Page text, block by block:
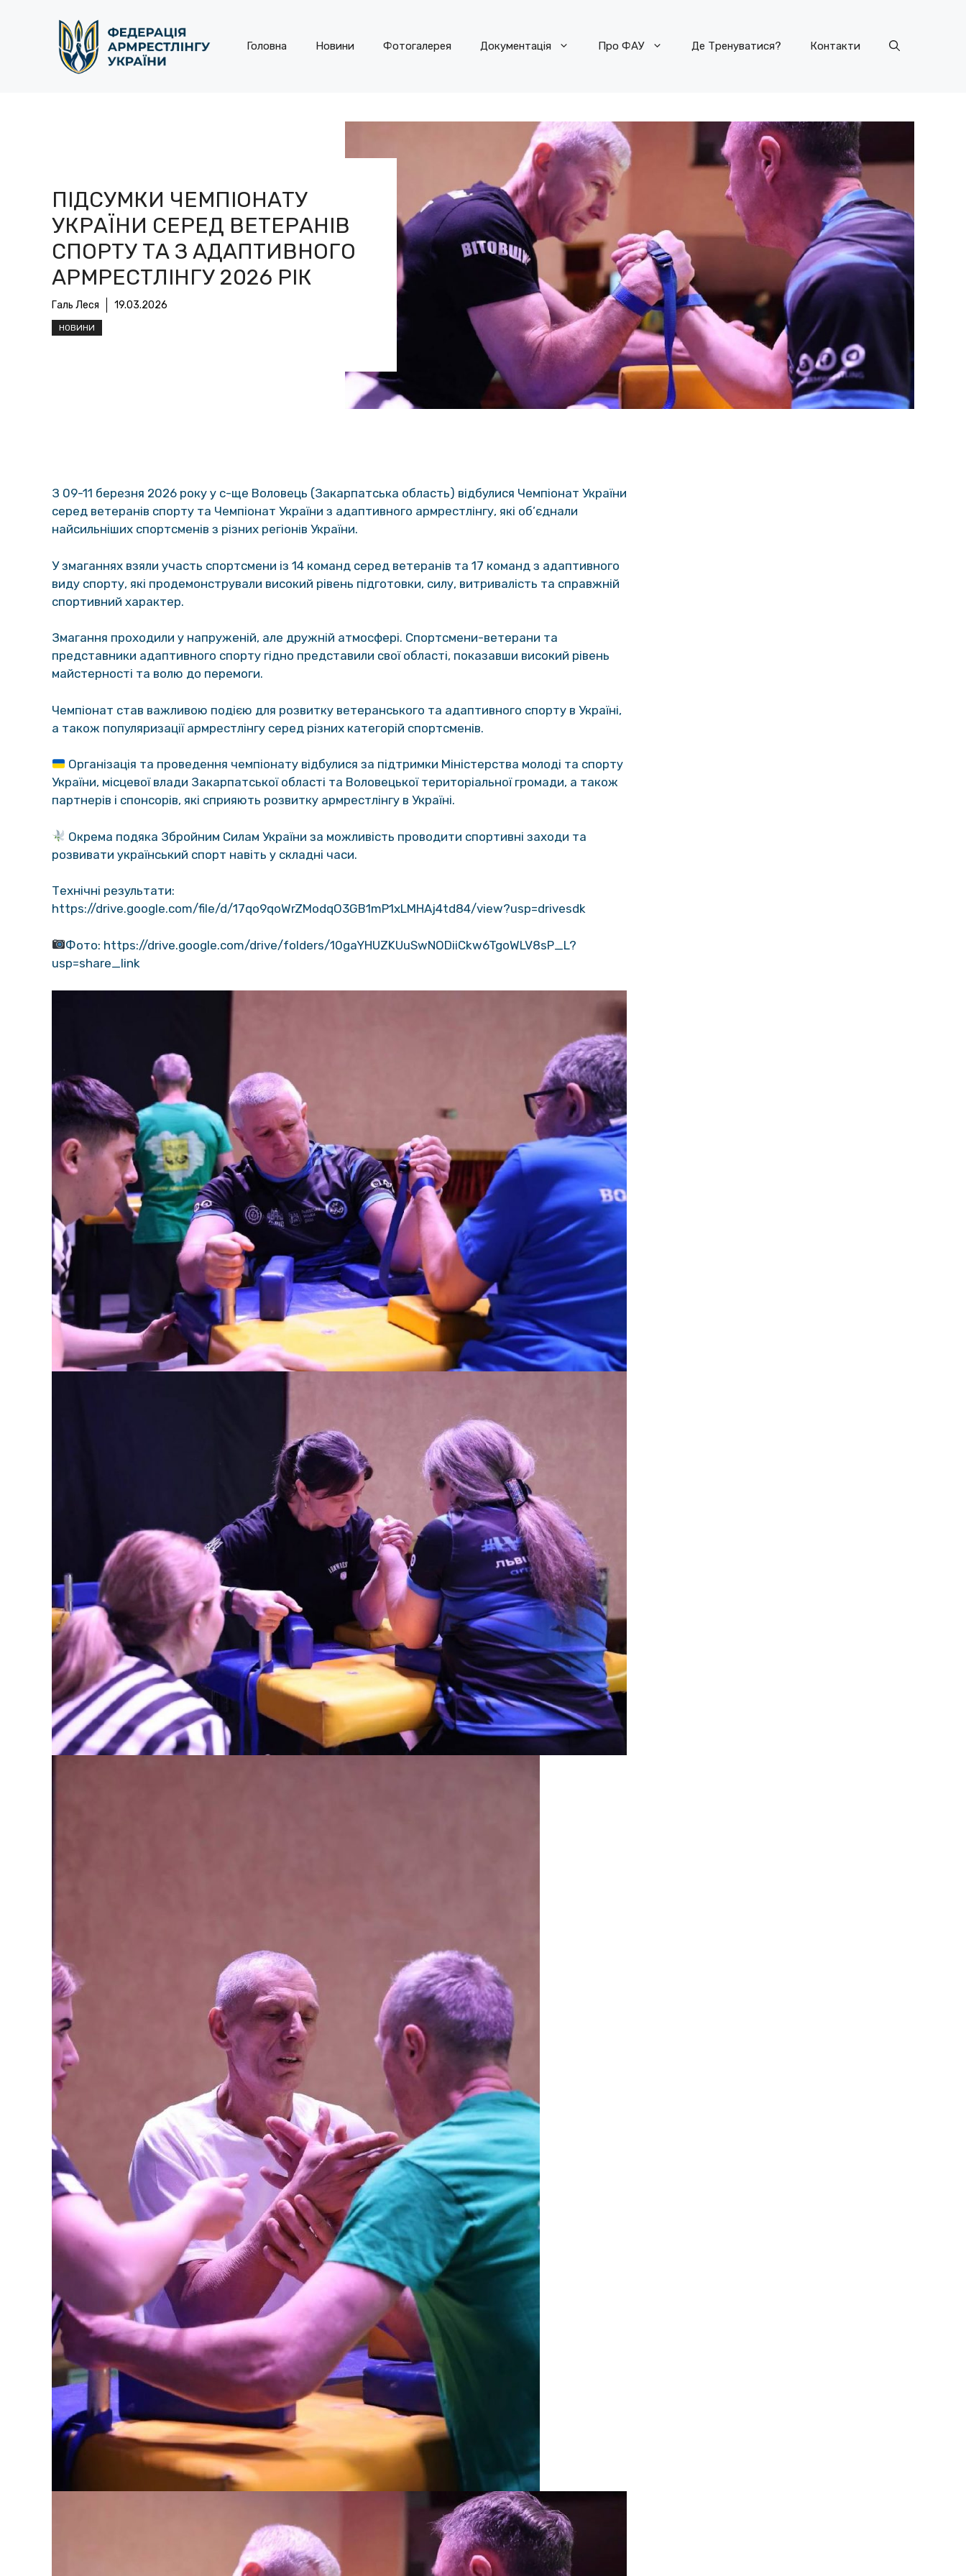
Головна Новини Фотогалерея Документація Про ФАУ Де Тренуватися? Контакти
ПІДСУМКИ ЧЕМПІОНАТУ
УКРАЇНИ СЕРЕД ВЕТЕРАНІВ
СПОРТУ ТА З АДАПТИВНОГО
АРМРЕСТЛІНГУ 2026 РІК
Галь Леся 19.03.2026
НОВИНИ
З 09-11 березня 2026 року у с-ще Воловець (Закарпатська область) відбулися Чемпіонат України
серед ветеранів спорту та Чемпіонат України з адаптивного армрестлінгу, які об’єднали
найсильніших спортсменів з різних регіонів України.
У змаганнях взяли участь спортсмени із 14 команд серед ветеранів та 17 команд з адаптивного
виду спорту, які продемонстрували високий рівень підготовки, силу, витривалість та справжній
спортивний характер.
Змагання проходили у напруженій, але дружній атмосфері. Спортсмени-ветерани та
представники адаптивного спорту гідно представили свої області, показавши високий рівень
майстерності та волю до перемоги.
Чемпіонат став важливою подією для розвитку ветеранського та адаптивного спорту в Україні,
а також популяризації армрестлінгу серед різних категорій спортсменів.
Організація та проведення чемпіонату відбулися за підтримки Міністерства молоді та спорту
України, місцевої влади Закарпатської області та Воловецької територіальної громади, а також
партнерів і спонсорів, які сприяють розвитку армрестлінгу в Україні.
Окрема подяка Збройним Силам України за можливість проводити спортивні заходи та
розвивати український спорт навіть у складні часи.
Технічні результати:
https://drive.google.com/file/d/17qo9qoWrZModqO3GB1mP1xLMHAj4td84/view?usp=drivesdk
Фото: https://drive.google.com/drive/folders/10gaYHUZKUuSwNODiiCkw6TgoWLV8sP_L?
usp=share_link